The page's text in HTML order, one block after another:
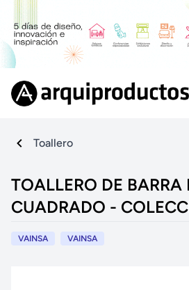
Toallero
TOALLERO DE
CUADRADO -
VAINSA VAINSA